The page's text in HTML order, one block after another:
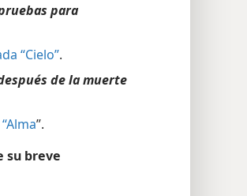
para
“Cielo”.
de la muerte
”.
su breve